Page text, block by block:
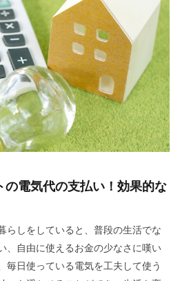
の電気代の支払い！効果的な
らしをしていると、普段の生活でな
、自由に使えるお金の少なさに嘆い
毎日使っている電気を工夫して使う